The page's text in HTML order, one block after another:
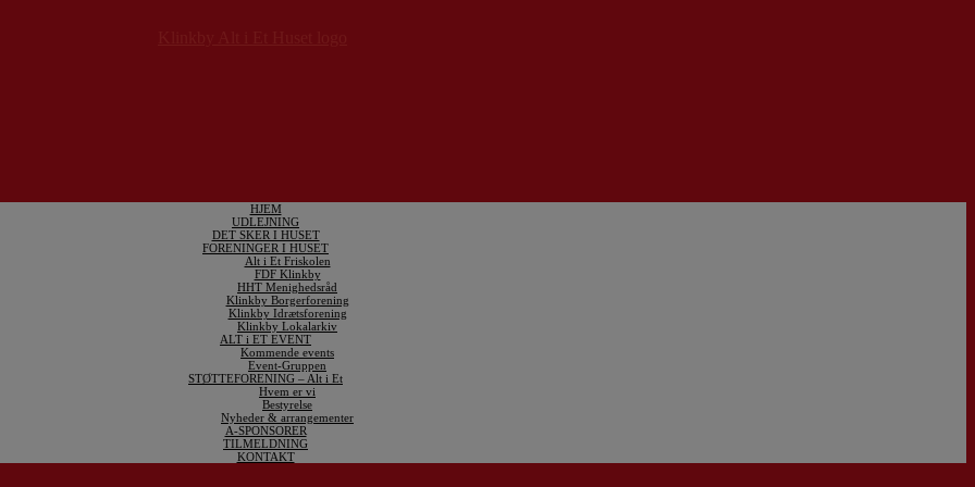
HJEM
UDLEJNING
DET SKER I HUSET
FORENINGER I HUSET
Alt i Et Friskolen
FDF Klinkby
HHT Menighedsråd
Klinkby Borgerforening
Klinkby Idrætsforening
Klinkby Lokalarkiv
ALT i ET EVENT
Kommende events
Event-Gruppen
STØTTEFORENING – Alt i Et
Hvem er vi
Bestyrelse
Nyheder & arrangementer
A-SPONSORER
TILMELDNING
KONTAKT